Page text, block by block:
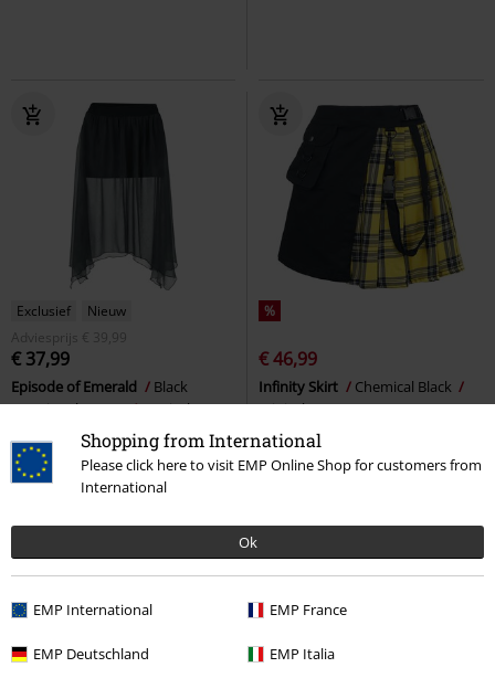
Shopping from International
Please click here to visit EMP Online Shop for customers from
International
Ok
EMP International EMP France
EMP Deutschland EMP Italia
Exclusief
Nieuw
Adviesprijs
€ 39,99
€ 37,99
Episode of Emerald
Black
Premium by EMP
Maxirok
%
€ 46,99
Infinity Skirt
Chemical Black
Minirok